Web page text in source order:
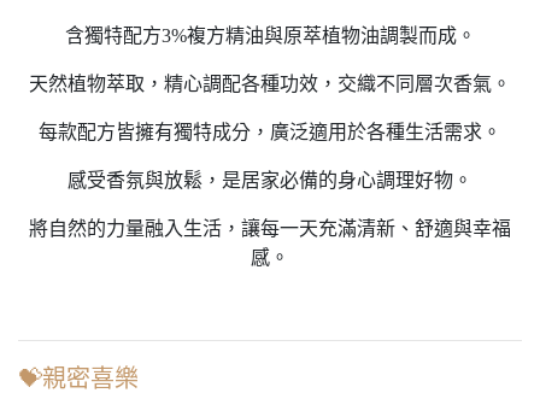
含獨特配方3%複方精油與原萃植物油調製而成。
天然植物萃取，精心調配各種功效，交織不同層次香氣。
每款配方皆擁有獨特成分，廣泛適用於各種生活需求。
感受香氛與放鬆，是居家必備的身心調理好物。
將自然的力量融入生活，讓每一天充滿清新、舒適與幸福
感。
💝親密喜樂